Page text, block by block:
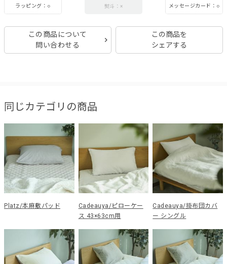
ラッピング：○ 熨斗：× メッセージカード：○
この商品について
問い合わせる
この商品を
シェアする
同じカテゴリの商品
Platz/本麻敷パッド
Cadeauya/ピローケー
ス 43×63cm用
Cadeauya/掛布団カバ
ー シングル